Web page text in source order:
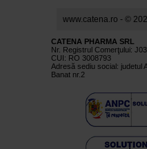
www.catena.ro - ©
CATENA PHARMA SRL
Nr. Registrul Comerţului:
CUI: RO 3008793
Adresă sediu social: judetul
Banat nr.2